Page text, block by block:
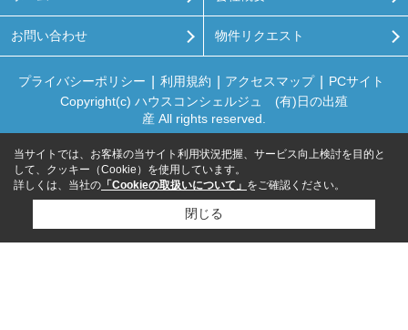
お問い合わせ 物件リクエスト
プライバシーポリシー 利用規約 アクセスマップ
PCサイト
Copyright(c) ハウスコンシェルジュ (有)日の出殖
産 All rights reserved.
当サイトでは、お客様の当サイト利用状況把握、サービス向上検討を目的と
して、クッキー（Cookie）を使用しています。
詳しくは、当社の 「Cookieの取扱いについて」 をご確認ください。
閉じる